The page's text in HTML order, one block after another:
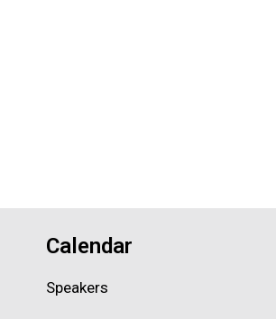
Calendar
Speakers